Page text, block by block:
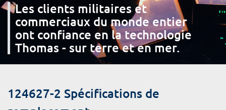
Les clients militaires et
commerciaux du monde entier
ont confiance en la technologie
Thomas - sur terre et en mer.
124627-2 Spécifications de